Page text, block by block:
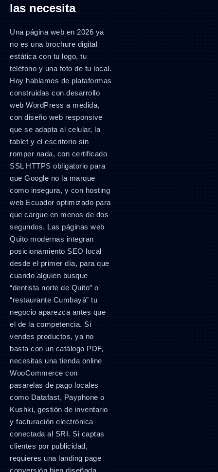
las necesita
Una página web en 2026 ya
no es una brochure digital
estática con tu logo, tu
teléfono y una foto de tu local.
Hoy hablamos de plataformas
construidas con desarrollo
web WordPress a medida,
con diseño web responsive
que se adapta al celular, la
tablet y el escritorio sin
romper nada, con certificado
SSL HTTPS obligatorio para
que Google no la marque
como insegura, y con hosting
web Ecuador optimizado para
que cargue en menos de dos
segundos. Las páginas web
Quito modernas integran
posicionamiento SEO local
desde el primer día, para que
cuando alguien busque
“dentista norte de Quito” o
“restaurante Cumbayá” tu
negocio aparezca antes que
el de la competencia. Si
vendes productos, ya no
basta con un catálogo PDF,
necesitas una tienda online
WooCommerce con
pasarelas de pago locales
como Datafast, Payphone o
Kushki, gestión de inventario
y facturación electrónica
conectada al SRI. Si captas
clientes por publicidad,
requieres una landing page